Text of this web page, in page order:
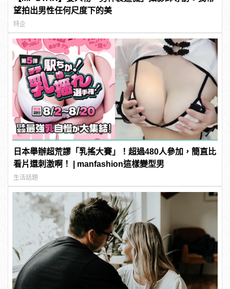
望拍出男性任何尺度下的美
特企
日本舉辦超荒謬「乳搖大賽」！超過480人參加，簡直比
看片還刺激啊！ | manfashion這樣變型男
生活話題